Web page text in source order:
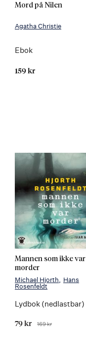
Mord på Nilen
Agatha Christie
Ebok
159 kr
Mannen som ikke var
morder
Michael Hjorth
Hans
Rosenfeldt
Lydbok (nedlastbar)
Tilbudspris
79 kr Før
169 kr